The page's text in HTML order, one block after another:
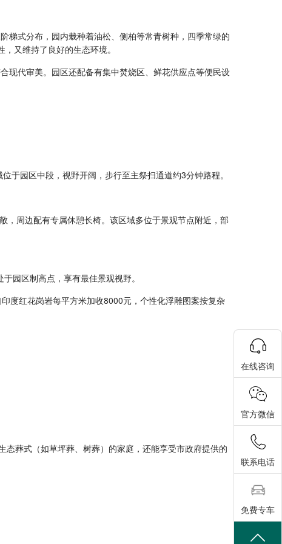
梯式分布，园内栽种着油松、侧柏等常青树种，四季常绿的
又维持了良好的生态环境。
现代审美。园区还配备有集中焚烧区、鲜花供应点等便民设
园区中段，视野开阔，步行至主祭扫通道约3分钟路程。
，周边配有专属休憩长椅。该区域多位于景观节点附近，部
园区制高点，享有最佳景观视野。
度红花岗岩每平方米加收8000元，个性化浮雕图案按复杂
葬式（如草坪葬、树葬）的家庭，还能享受市政府提供的
在线咨询
官方微信
联系电话
免费专车